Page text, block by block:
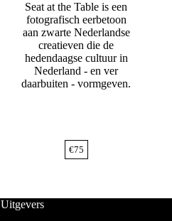
Seat at the Table is een
fotografisch eerbetoon
aan zwarte Nederlandse
creatieven die de
hedendaagse cultuur in
Nederland - en ver
daarbuiten - vormgeven.
€75
Uitgevers